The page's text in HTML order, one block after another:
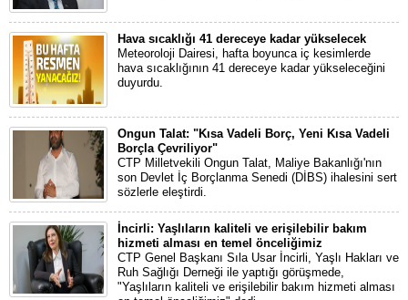
Hava sıcaklığı 41 dereceye kadar yükselecek
Meteoroloji Dairesi, hafta boyunca iç kesimlerde
hava sıcaklığının 41 dereceye kadar yükseleceğini
duyurdu.
Ongun Talat: "Kısa Vadeli Borç, Yeni Kısa Vadeli
Borçla Çevriliyor"
CTP Milletvekili Ongun Talat, Maliye Bakanlığı'nın
son Devlet İç Borçlanma Senedi (DİBS) ihalesini sert
sözlerle eleştirdi.
İncirli: Yaşlıların kaliteli ve erişilebilir bakım
hizmeti alması en temel önceliğimiz
CTP Genel Başkanı Sıla Usar İncirli, Yaşlı Hakları ve
Ruh Sağlığı Derneği ile yaptığı görüşmede,
"Yaşlıların kaliteli ve erişilebilir bakım hizmeti alması